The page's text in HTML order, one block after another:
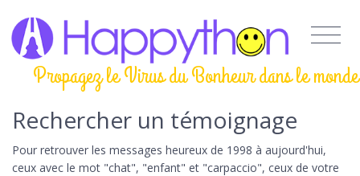
Propagez le Virus du Bonheur dans le monde
Rechercher un témoignage
Pour retrouver les messages heureux de 1998 à aujourd'hui,
ceux avec le mot "chat", "enfant" et "carpaccio", ceux de votre